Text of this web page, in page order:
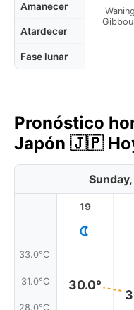
Amanecer
Atardecer
Fase lunar
Waning
Pronóstico
Japón 🇯🇵
33.0°C
31.0°C
28.0°C
19
30.0°